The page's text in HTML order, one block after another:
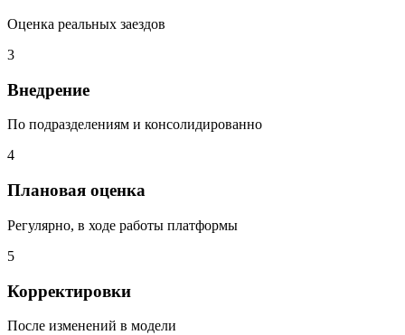
Оценка реальных заездов
3
Внедрение
По подразделениям и консолидированно
4
Плановая оценка
Регулярно, в ходе работы платформы
5
Корректировки
После изменений в модели